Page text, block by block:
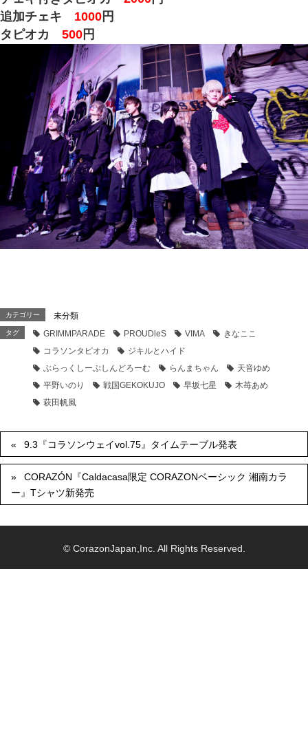
追加チェキ 1000 円
タピオカ 500 円
カテゴリー 未分類
タグ GRIMMPARADE PROUDleS VIMA
きなここ
コラソンタピオカ
ジキルとハイド
ぶらっくしーぷしんどろーむ
らんまちゃん
天音ゆめ
平野いのり
戦国GEKOKUJO 早坂七星
木苺あめ
萩田帆風
9.3『コラソンウェイvol.75』タイムテーブル発表
CORAZÓN『Caldacasa限定 CORAZONベーシック 湘南カラ
ー』Tシャツ新発売
© CorazonJapan,Inc. All Rights Reserved.